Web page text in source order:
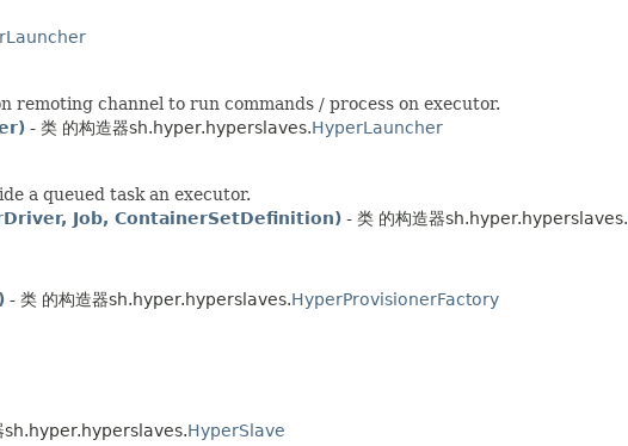
remoting channel to run commands / process on executor.
- 类 的构造器sh.hyper.hyperslaves.HyperLauncher
a queued task an executor.
Job, ContainerSetDefinition) - 类 的构造器sh.hyper.hyperslaves.
- 类 的构造器sh.hyper.hyperslaves.HyperProvisionerFactory
sh.hyper.hyperslaves.HyperSlave